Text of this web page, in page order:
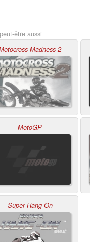
être aussi
Madness 2
MotoGP
Super Hang-On